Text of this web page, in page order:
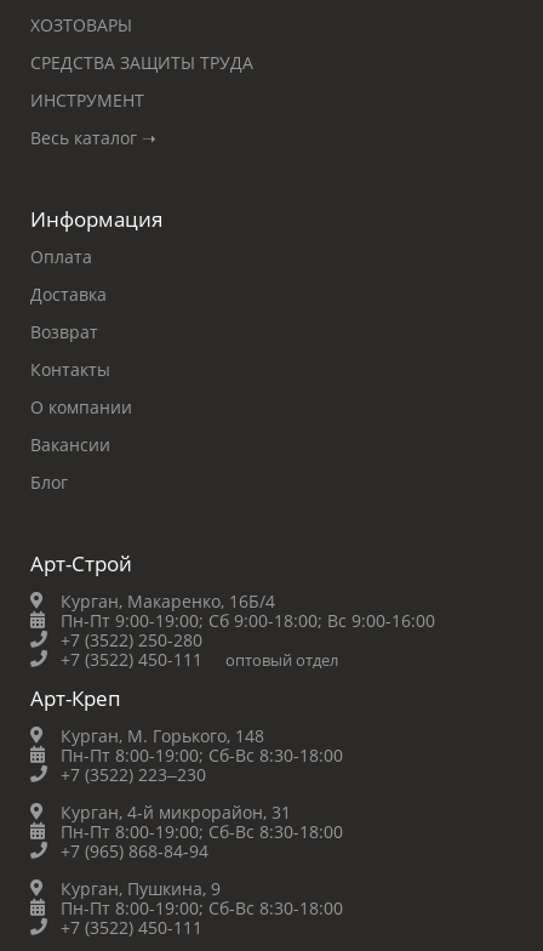
ХОЗТОВАРЫ
СРЕДСТВА ЗАЩИТЫ ТРУДА
ИНСТРУМЕНТ
Весь каталог ➝
Информация
Оплата
Доставка
Возврат
Контакты
О компании
Вакансии
Блог
Арт-Строй
Курган, Макаренко, 16Б/4
Пн-Пт 9:00-19:00; Сб 9:00-18:00; Вс 9:00-16:00
+7 (3522) 250-280
+7 (3522) 450-111
оптовый отдел
Арт-Креп
Курган, М. Горького, 148
Пн-Пт 8:00-19:00; Сб-Вс 8:30-18:00
+7 (3522) 223‒230
Курган, 4-й микрорайон, 31
Пн-Пт 8:00-19:00; Сб-Вс 8:30-18:00
+7 (965) 868-84-94
Курган, Пушкина, 9
Пн-Пт 8:00-19:00; Сб-Вс 8:30-18:00
+7 (3522) 450-111